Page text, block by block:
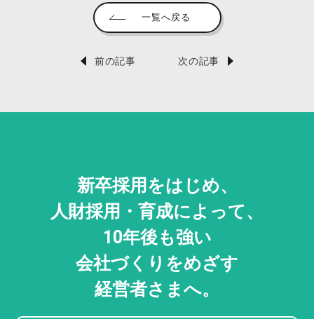
前の記事
一覧へ戻る
次の記事
新卒採用をはじめ、
人財採用・ 育成によって、
10年後も強い
会社づくりをめざす
経営者さまへ。